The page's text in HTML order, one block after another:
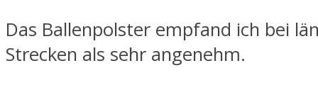
Das Ballenpolster empfand ich bei
Strecken als sehr angenehm.